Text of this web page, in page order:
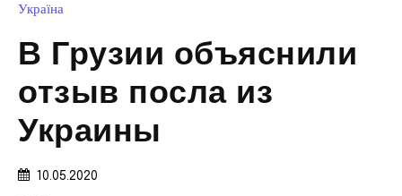
Україна
В Грузии объяснили
отзыв посла из
Украины
10.05.2020